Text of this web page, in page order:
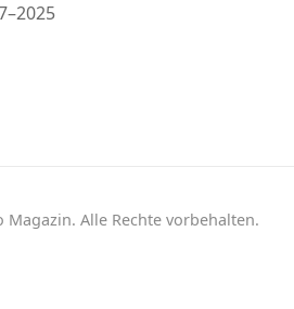
Alle Rechte vorbehalten.